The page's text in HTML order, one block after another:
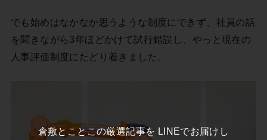
でも始めはなかなか思うような制度にできず、社員の話
を聞きながら3年ほどかけて試行錯誤し、やっと現在の
人事評価制度にたどり着きました。
倉敷とことこの厳選記事を LINEでお届けし